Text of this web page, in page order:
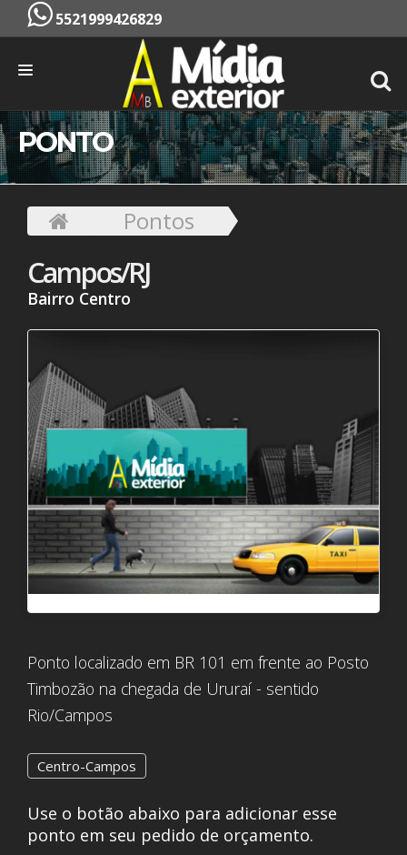
5521999426829
INÍCIO
EMPRESA
PONTOS
CONTATO
PONTO
Pontos
Campos/RJ
Bairro Centro
Ponto localizado em BR 101 em frente ao Posto
Timbozão na chegada de Ururaí - sentido
Rio/Campos
Centro-Campos
Use o botão abaixo para adicionar esse
ponto em seu pedido de orçamento.